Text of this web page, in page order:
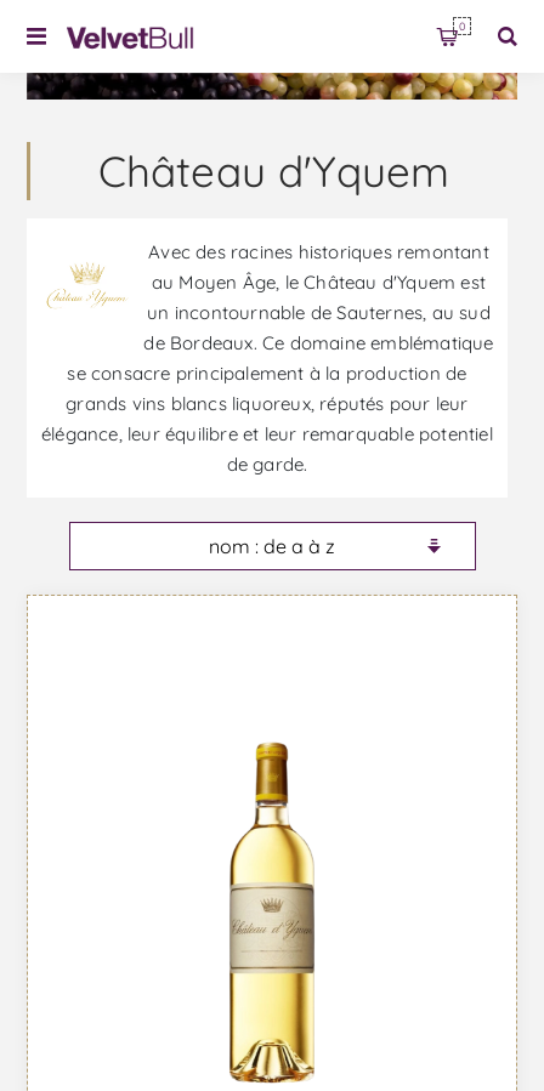
0
Château d'Yquem
Avec des racines historiques remontant
au Moyen Âge, le Château d'Yquem est
un incontournable de Sauternes, au sud
de Bordeaux. Ce domaine emblématique
se consacre principalement à la production de
grands vins blancs liquoreux, réputés pour leur
élégance, leur équilibre et leur remarquable potentiel
de garde.